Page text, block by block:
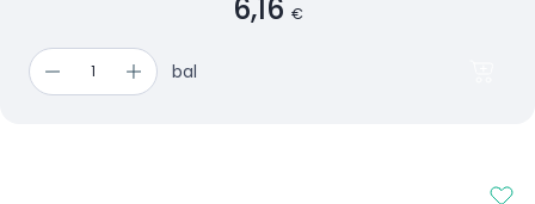
6,16 €
bal